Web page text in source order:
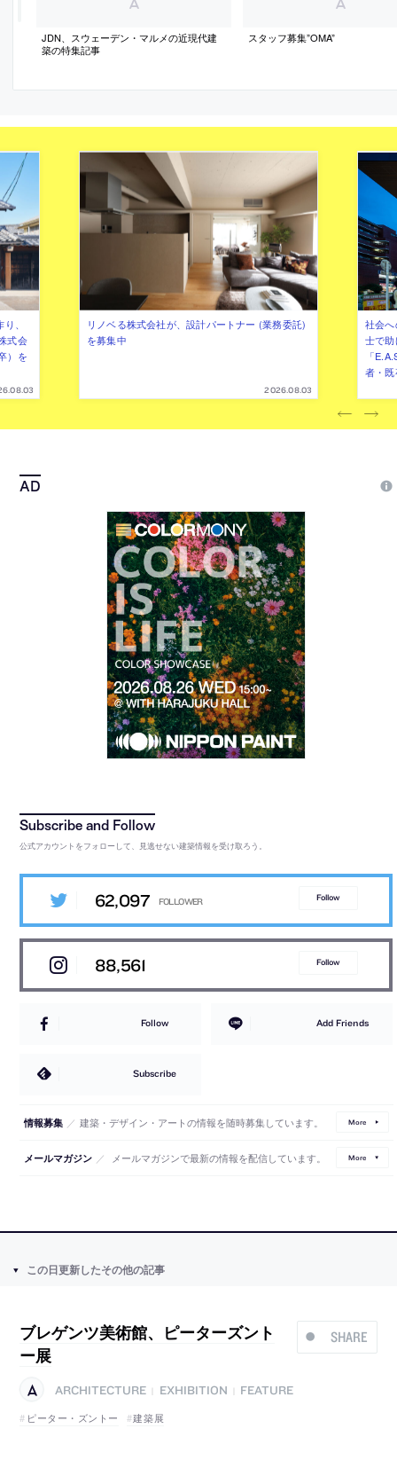
JDN、スウェーデン・マルメの近現代建
築の特集記事
スタッフ募集”OMA”
、
式会
）を
リノベる株式会社が、設計パートナー (業務委託)
を募集中
2026.08.03
社会
士で
「
者・
公式アカウントをフォローして、見逃せない建築情報を受け取ろう。
62,097 Follow
88,561 Follow
Follow Add Friends
Subscribe
情報募集 ／ 建築・デザイン・アートの情報を随時募集しています。 More
メールマガジン ／ メールマガジンで最新の情報を配信しています。 More
この日更新したその他の記事
SHARE
ブレゲンツ美術館、ピーターズント
ー展
ARCHITECTURE EXHIBITION
FEATURE
ピーター・ズントー
建築展